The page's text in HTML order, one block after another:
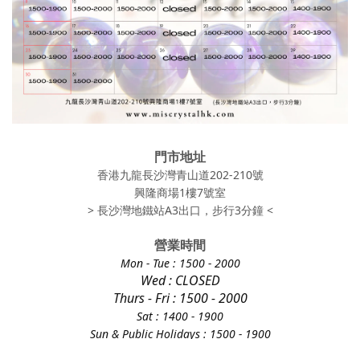
門市地址
香港九龍長沙灣青山道202-210號
興隆商場1樓7號室
> 長沙灣地鐵站A3出口，步行3分鐘 <
營業時間
Mon - Tue: 1500 - 2000
Wed : CLOSED
Thurs - Fri: 1500 - 2000
Sat : 1400 - 1900
Sun & Public Holidays : 1500 - 1900